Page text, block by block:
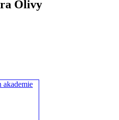
Olivy